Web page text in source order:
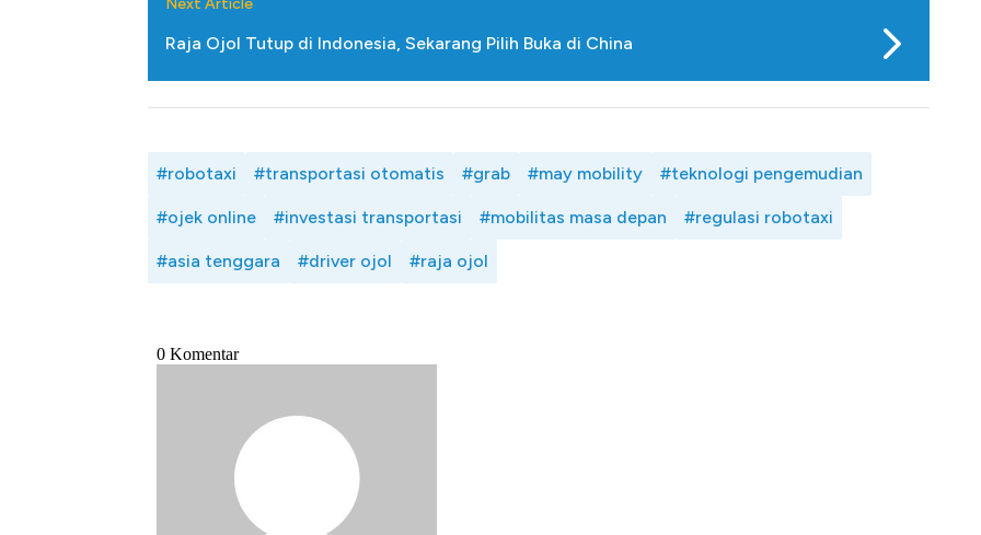
Raja Ojol Tutup di Indonesia, Sekarang Pilih Buka di China
#robotaxi #transportasi otomatis #grab #may mobility #teknologi pengemudian
#ojek online #investasi transportasi #mobilitas masa depan #regulasi robotaxi
#asia tenggara #driver ojol #raja ojol